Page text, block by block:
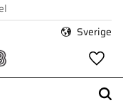
Sverige